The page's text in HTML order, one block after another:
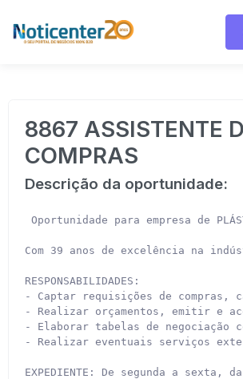
8867 ASSISTENTE
COMPRAS
Descrição da oportunidade:
Oportunidade para empresa de
Com 39 anos de excelência na
RESPONSABILIDADES:
- Captar requisições de compras,
- Realizar orçamentos, emitir e
- Elaborar tabelas de negociação
- Realizar eventuais serviços
EXPEDIENTE: De segunda a